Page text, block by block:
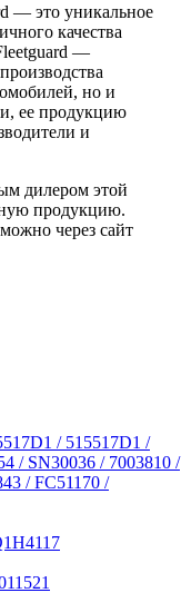
— это уникальное
качества
—
но и
ее продукцию
и
дилером этой
продукцию.
через сайт
/ 515517D1 /
/ SN30036 / 7003810 /
/ FC51170 /